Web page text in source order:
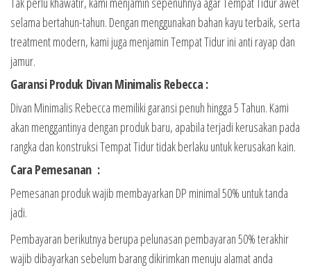
selama bertahun-tahun. Dengan menggunakan bahan kayu terbaik, serta
treatment modern, kami juga menjamin Tempat Tidur ini anti rayap dan
jamur.
Garansi Produk Divan Minimalis Rebecca :
Divan Minimalis Rebecca memiliki garansi penuh hingga 5 Tahun. Kami
akan menggantinya dengan produk baru, apabila terjadi kerusakan pada
rangka dan konstruksi Tempat Tidur tidak berlaku untuk kerusakan kain.
Cara Pemesanan :
Pemesanan produk wajib membayarkan DP minimal 50% untuk tanda
jadi.
Pembayaran berikutnya berupa pelunasan pembayaran 50% terakhir
wajib dibayarkan sebelum barang dikirimkan menuju alamat anda